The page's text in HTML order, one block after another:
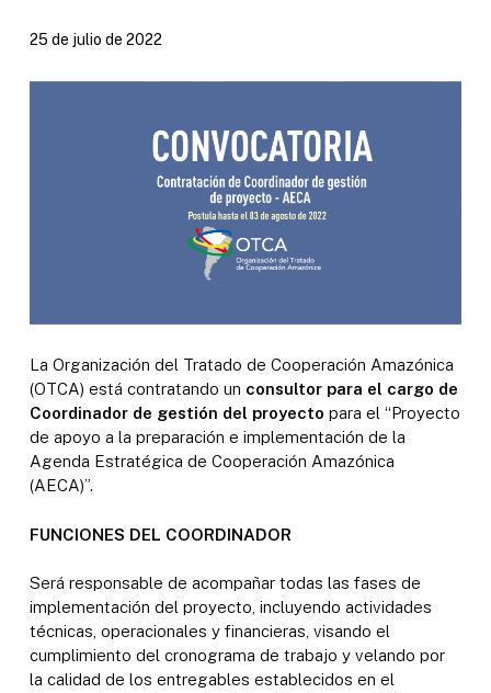
25 de julio de 2022
La Organización del Tratado de Cooperación Amazónica
(OTCA) está contratando un consultor para el cargo de
Coordinador de gestión del proyecto para el “Proyecto
de apoyo a la preparación e implementación de la
Agenda Estratégica de Cooperación Amazónica
(AECA)”.
FUNCIONES DEL COORDINADOR
Será responsable de acompañar todas las fases de
implementación del proyecto, incluyendo actividades
técnicas, operacionales y financieras, visando el
cumplimiento del cronograma de trabajo y velando por
la calidad de los entregables establecidos en el